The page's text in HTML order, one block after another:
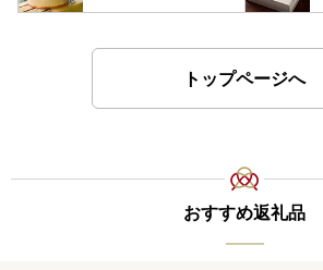
トップページへ
おすすめ返礼品